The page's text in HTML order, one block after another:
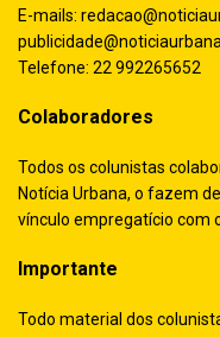
E-mails:
Telefone: 22 992265652
Colaboradores
Todos os colunistas
Notícia Urbana, o fazem
vínculo empregatício com
Importante
Todo material dos